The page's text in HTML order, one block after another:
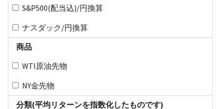
S&P500(配当込)/円換算
ナスダック/円換算
商品
WTI原油先物
NY金先物
分類(平均リターンを指数化したものです)